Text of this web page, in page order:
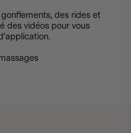
des rides et
des vidéos pour vous